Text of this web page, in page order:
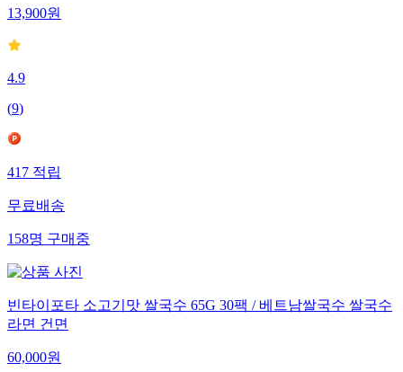
13,900원
4.9
(9)
417적립
무료배송
158명구매중
빈타이포타 소고기맛 쌀국수 65G 30팩 / 베트남쌀국수 쌀국수
라면 건면
60,000원